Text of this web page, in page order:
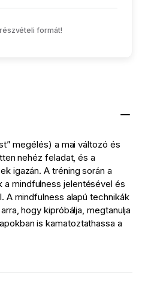
formát!
megélés) a mai változó és
nehéz feladat, és a
igazán. A tréning során a
mindfulness jelentésével és
A mindfulness alapú technikák
hogy kipróbálja, megtanulja
is kamatoztathassa a